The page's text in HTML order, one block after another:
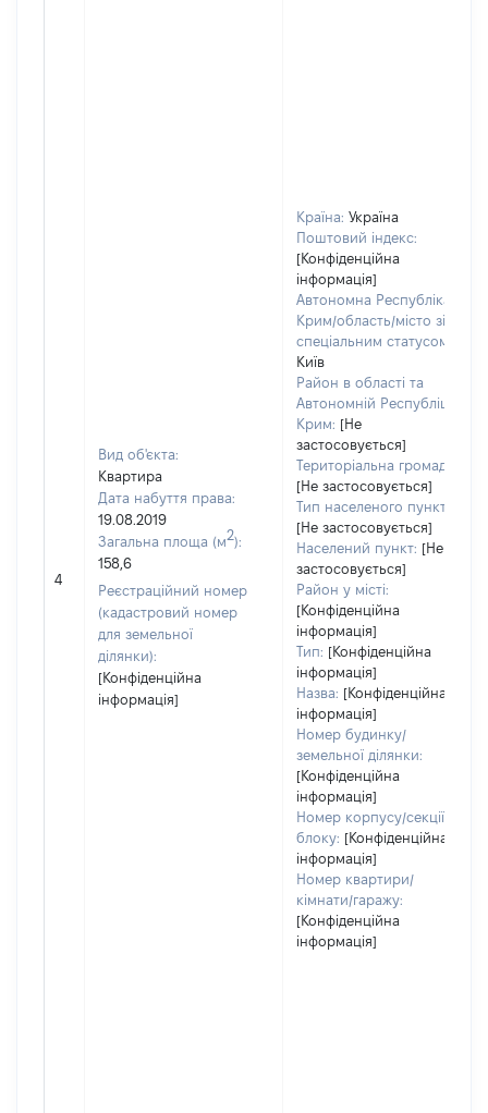
4
Вид об'єкта:
Квартира
Дата набуття права:
19.08.2019
Загальна площа (м2):
158,6
Реєстраційний номер
(кадастровий номер
для земельної
ділянки):
[Конфіденційна
інформація]
Країна: Україна
Поштовий індекс:
[Конфіденційна
інформація]
Автономна Республіка
Крим/область/місто зі
спеціальним статусом:
Київ
Район в області та
Автономній Республіці
Крим: [Не
застосовується]
Територіальна громада:
[Не застосовується]
Тип населеного пункту:
[Не застосовується]
Населений пункт: [Не
застосовується]
Район у місті:
[Конфіденційна
інформація]
Тип: [Конфіденційна
інформація]
Назва: [Конфіденційна
інформація]
Номер будинку/
земельної ділянки:
[Конфіденційна
інформація]
Номер корпусу/секції/
блоку: [Конфіденційна
інформація]
Номер квартири/
кімнати/гаражу:
[Конфіденційна
інформація]